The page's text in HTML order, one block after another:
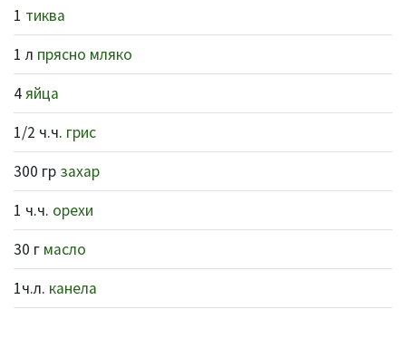
1 тиква
1 л прясно мляко
4яйца
1/2 ч.ч. грис
300 гр захар
1 ч.ч. орехи
30 г масло
1ч.л. канела